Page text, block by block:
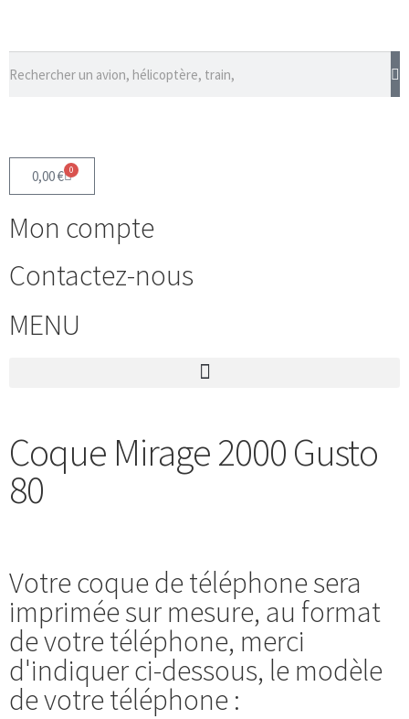
0,00€ 0
Mon compte
Contactez-nous
MENU
Coque Mirage 2000 Gusto
80
Votre coque de téléphone sera
imprimée sur mesure, au format
de votre téléphone, merci
d'indiquer ci-dessous, le modèle
de votre téléphone :